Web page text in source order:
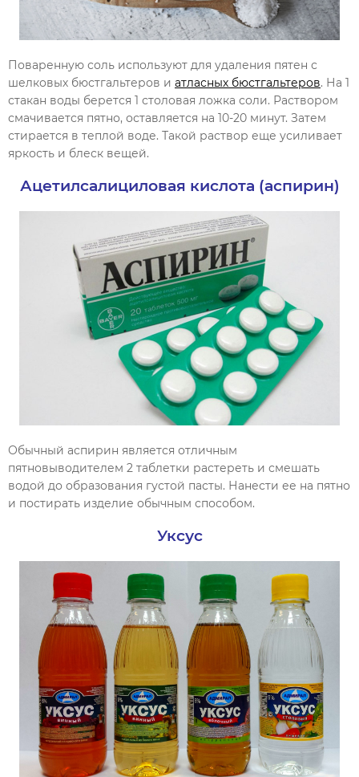
Поваренную соль используют для удаления пятен с
шелковых бюстгальтеров и атласных бюстгальтеров. На 1
стакан воды берется 1 столовая ложка соли. Раствором
смачивается пятно, оставляется на 10-20 минут. Затем
стирается в теплой воде. Такой раствор еще усиливает
яркость и блеск вещей.
Ацетилсалициловая кислота (аспирин)
Обычный аспирин является отличным
пятновыводителем 2 таблетки растереть и смешать
водой до образования густой пасты. Нанести ее на пятно
и постирать изделие обычным способом.
Уксус